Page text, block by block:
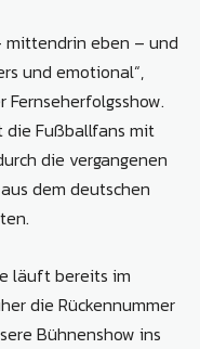
mittendrin eben – und
und emotional“,
Fernseherfolgsshow.
die Fußballfans mit
die vergangenen
dem deutschen
läuft bereits im
die Rückennummer
Bühnenshow ins